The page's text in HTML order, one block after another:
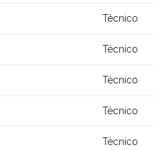
Técnico
Técnico
Técnico
Técnico
Técnico